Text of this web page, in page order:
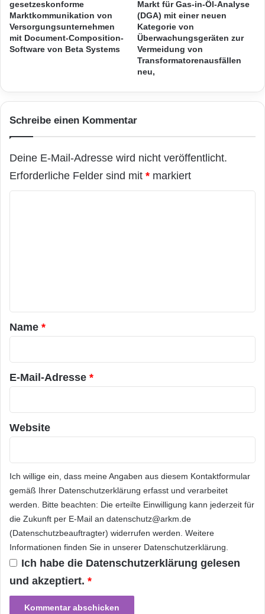
Pack werden zunehmend mehr
Funktionalitätenhinzugefügt:
– Teamwork: Mit diesem Subscription Pack
Projekte beschleunigen und sicherstellen. Das
Pack ist für kommerzielle
Einstiegsimplementierungen bestimmt und
umfasst u.a. einen
Dokumentenmanagementfunktionen. Business
ihre Prozesse generieren, um besser mit
Kollegen zusammenzuarbeiten und
Prozessdaten erhalten. Mit
dem Subscription Pack lassen sich ebenfalls
komplexe und dynamische
Webformulare erstellen und das LookFeel der
Anwendung
benutzerfreundlich anpassen. Zudem ist eine
a
f
ü
r
h
a
i
e
s
u
i
n
s
u
s
t
a
u
s
c
h
gesetzeskonforme
Marktkommunikation von
Versorgungsunternehmen
mit Document-Composition-
Software von Beta Systems
Markt für Gas-in-Öl-Analyse
(DGA) mit einer neuen
Kategorie von
Überwachungsgeräten zur
Vermeidung von
Transformatorenausfällen
neu,
Schreibe einen Kommentar
Deine E-Mail-Adresse wird nicht veröffentlicht.
Erforderliche Felder sind mit * markiert
a
r
*
Name *
E-Mail-Adresse *
Website
Ich willige ein, dass meine Angaben aus diesem Kontaktformular
gemäß Ihrer Datenschutzerklärung erfasst und verarbeitet
werden. Bitte beachten: Die erteilte Einwilligung kann jederzeit für
die Zukunft per E-Mail an datenschutz@arkm.de
(Datenschutzbeauftragter) widerrufen werden. Weitere
Informationen finden Sie in unserer Datenschutzerklärung.
Ich habe die Datenschutzerklärung gelesen
und akzeptiert. *